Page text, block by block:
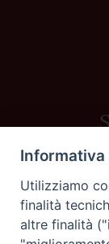
Contatti
Piazza del
Informativa
Utilizziamo
finalità
altre finalità